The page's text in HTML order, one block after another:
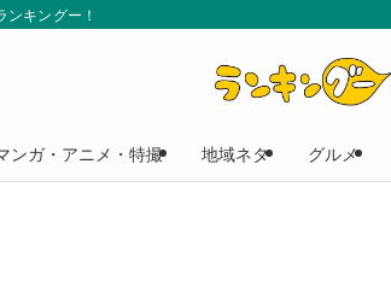
キングー！
ンガ・アニメ・特撮 地域ネタ グルメ